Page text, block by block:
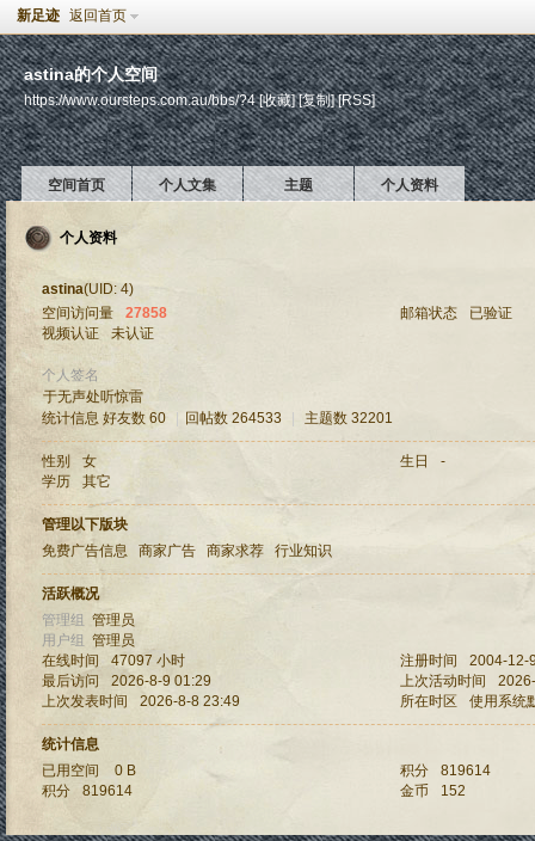
新足迹 返回首页
astina的个人空间
https://www.oursteps.com.au/bbs/?4 [收藏] [复制] [RSS]
空间首页 个人文集 主题 个人资料
个人资料
astina(UID: 4)
空间访问量
27858 邮箱状态
已验证
视频认证
未认证
个人签名
于无声处听惊雷
统计信息 好友数 60 回帖数 264533 主题数 32201
性别 女 生日
-
学历
其它
管理以下版块
免费广告信息
商家广告 商家求荐 行业知识
活跃概况
管理组 管理员
用户组 管理员
在线时间
47097 小时 注册时间
2004-12-
最后访问
2026-8-9 01:29 上次活动时间
上次发表时间
2026-8-8 23:49 所在时区 使用系统
统计信息
已用空间
0 B 积分
819614
积分
819614 金币 152